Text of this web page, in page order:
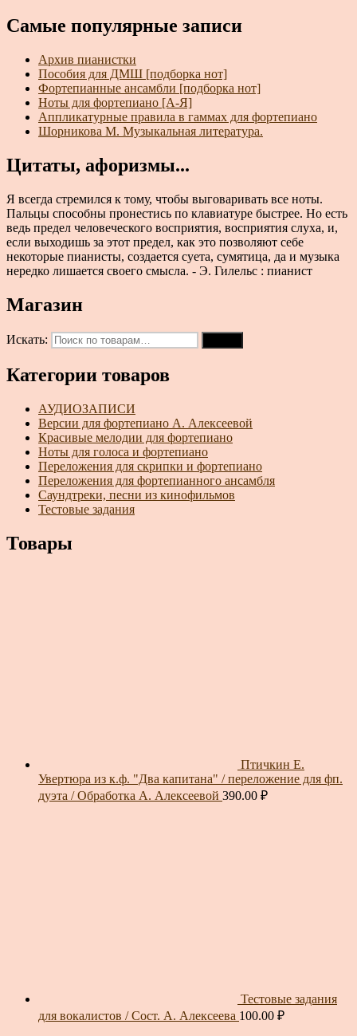
Самые популярные записи
Архив пианистки
Пособия для ДМШ [подборка нот]
Фортепианные ансамбли [подборка нот]
Ноты для фортепиано [А-Я]
Аппликатурные правила в гаммах для фортепиано
Шорникова М. Музыкальная литература.
Цитаты, афоризмы...
Я всегда стремился к тому, чтобы выговаривать все ноты.
Пальцы способны пронестись по клавиатуре быстрее. Но есть
ведь предел человеческого восприятия, восприятия слуха, и,
если выходишь за этот предел, как это позволяют себе
некоторые пианисты, создается суета, сумятица, да и музыка
нередко лишается своего смысла. - Э. Гилельс : пианист
Магазин
Искать:
Категории товаров
АУДИОЗАПИСИ
Версии для фортепиано А. Алексеевой
Красивые мелодии для фортепиано
Ноты для голоса и фортепиано
Переложения для скрипки и фортепиано
Переложения для фортепианного ансамбля
Саундтреки, песни из кинофильмов
Тестовые задания
Товары
Птичкин Е.
Увертюра из к.ф. "Два капитана" / переложение для фп.
дуэта / Обработка А. Алексеевой 390.00 ₽
Тестовые задания
для вокалистов / Сост. А. Алексеева 100.00 ₽